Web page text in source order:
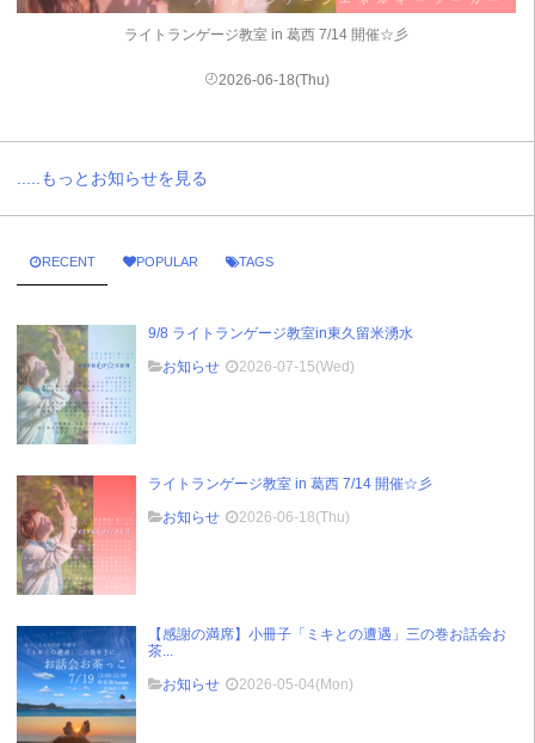
ライトランゲージ教室 in 葛西 7/14 開催☆彡
2026-06-18(Thu)
.....もっとお知らせを見る
RECENT POPULAR TAGS
9/8 ライトランゲージ教室in東久留米湧水
お知らせ
2026-07-15(Wed)
ライトランゲージ教室 in 葛西 7/14 開催☆彡
お知らせ
2026-06-18(Thu)
【感謝の満席】小冊子「ミキとの遭遇」三の巻お話会お
茶...
お知らせ
2026-05-04(Mon)